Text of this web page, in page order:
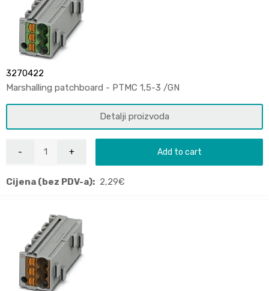
3270422
Marshalling patchboard - PTMC 1,5-3 /GN
Detalji proizvoda
Add to cart
Cijena (bez PDV-a): 2,29€